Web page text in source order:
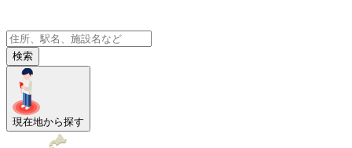
検索
現在地から探す